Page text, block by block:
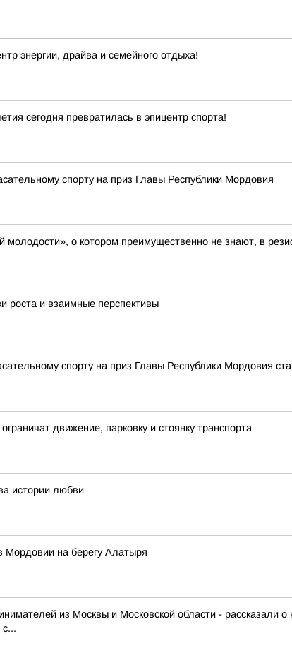
энергии, драйва и семейного отдыха!
сегодня превратилась в эпицентр спорта!
спорту на приз Главы Республики Мордовия
молодости», о котором преимущественно не знают, в
роста и взаимные перспективы
спорту на приз Главы Республики Мордовия
движение, парковку и стоянку транспорта
истории любви
Мордовии на берегу Алатыря
из Москвы и Московской области - рассказали